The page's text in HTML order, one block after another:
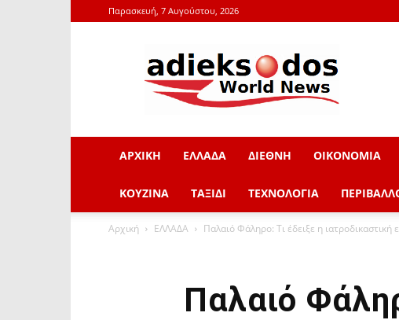
Παρασκευή, 7 Αυγούστου, 2026
adieksodos.gr
ΑΡΧΙΚΗ ΕΛΛΑΔΑ ΔΙΕΘΝΗ ΟΙΚΟΝΟΜΙΑ
ΚΟΥΖΙΝΑ ΤΑΞΙΔΙ ΤΕΧΝΟΛΟΓΙΑ
Αρχική ΕΛΛΑΔΑ Παλαιό Φάληρο: Τι έδειξε η
Παλαιό